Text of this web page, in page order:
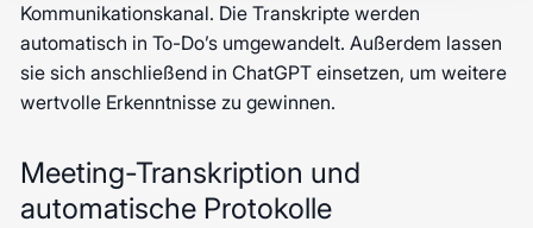
Kommunikationskanal. Die Transkripte werden
automatisch in To-Do’s umgewandelt. Außerdem lassen
sie sich anschließend in ChatGPT einsetzen, um weitere
wertvolle Erkenntnisse zu gewinnen.
Meeting-Transkription und
automatische Protokolle